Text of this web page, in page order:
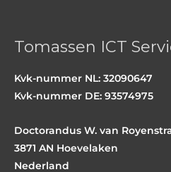
n
Tomassen ICT
Kvk-nummer NL: 32090647
Kvk-nummer DE: 93574975
Doctorandus W. van
3871 AN Hoevelaken
Nederland